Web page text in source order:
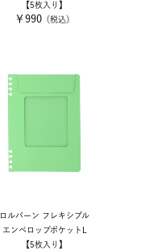
【5枚入り】
￥990 （税込）
ロルバーン フレキシブル
エンベロップポケットL
【5枚入り】